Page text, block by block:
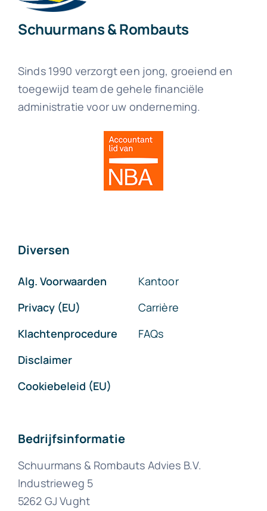
Schuurmans & Rombauts
Sinds 1990 verzorgt een jong, groeiend en
toegewijd team de gehele financiële
administratie voor uw onderneming.
Diversen
Alg. Voorwaarden
Privacy (EU)
Klachtenprocedure
Disclaimer
Cookiebeleid (EU)
Kantoor
Carrière
FAQs
Bedrijfsinformatie
Schuurmans & Rombauts Advies B.V.
Industrieweg 5
5262 GJ Vught